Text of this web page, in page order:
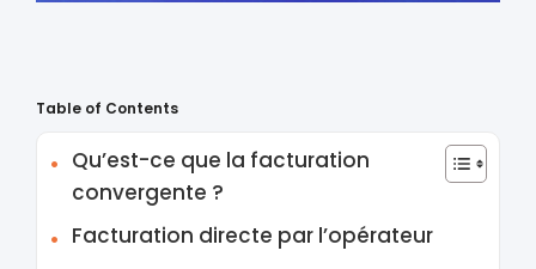
Table of Contents
Qu’est-ce que la facturation
convergente ?
Facturation directe par l’opérateur